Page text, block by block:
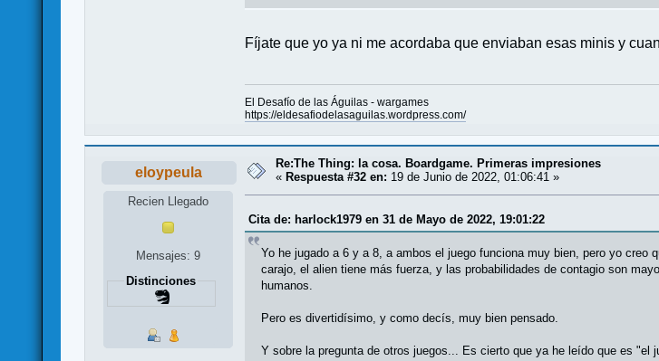
Fíjate que yo ya ni me acordaba que enviaban esas minis y
El Desafío de las Águilas - wargames
https://eldesafiodelasaguilas.wordpress.com/
eloypeula
Recien Llegado
Mensajes: 9
Distinciones
Re:The Thing: la cosa. Boardgame. Primeras impresiones
« Respuesta #32 en: 19 de Junio de 2022, 01:06:41 »
Cita de: harlock1979 en 31 de Mayo de 2022, 19:01:22
Yo he jugado a 6 y a 8, a ambos el juego funciona muy bien, pero yo
carajo, el alien tiene más fuerza, y las probabilidades de contagio son
humanos.
Pero es divertidísimo, y como decís, muy bien pensado.
Y sobre la pregunta de otros juegos... Es cierto que ya he leído que es